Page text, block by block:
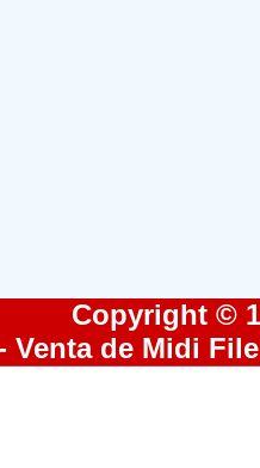
Copyright ©
Venta de Midi